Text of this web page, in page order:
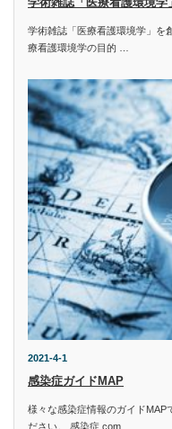
学術雑誌「医療看護環境学」を
療看護環境学の目的 …
2021-4-1
感染症ガイドMAP
様々な感染症情報のガイドMAP
ださい。 感染症.com…